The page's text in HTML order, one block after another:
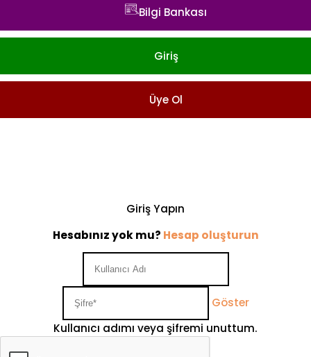
Bilgi Bankası
Giriş
Üye Ol
Giriş Yapın
Hesabınız yok mu? Hesap oluşturun
Göster
Kullanıcı adımı veya şifremi unuttum.